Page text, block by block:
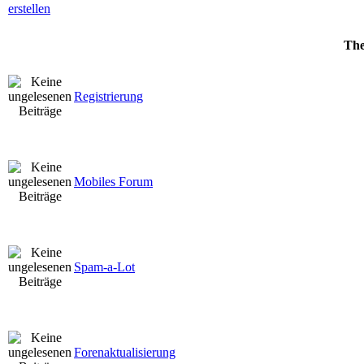
Registrierung
Mobiles Forum
Spam-a-Lot
Forenaktualisierung